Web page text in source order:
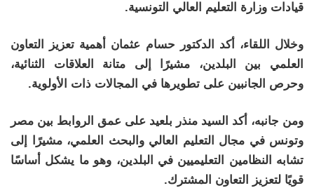
قيادات وزارة التعليم العالي التونسية.
وخلال اللقاء، أكد الدكتور حسام عثمان أهمية تعزيز التعاون
العلمي بين البلدين، مشيرًا إلى متانة العلاقات الثنائية،
وحرص الجانبين على تطويرها في المجالات ذات الأولوية.
ومن جانبه، أكد السيد منذر بلعيد على عمق الروابط بين مصر
وتونس في مجال التعليم العالي والبحث العلمي، مشيرًا إلى
تشابه النظامين التعليميين في البلدين، وهو ما يشكل أساسًا
قويًا لتعزيز التعاون المشترك.